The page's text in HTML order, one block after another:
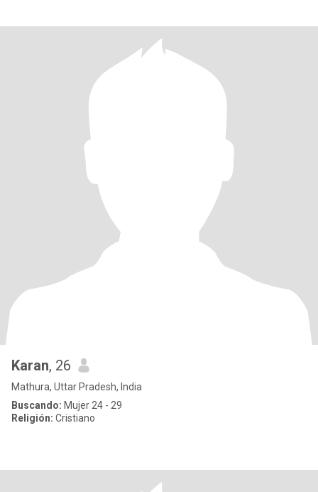
Karan, 26
Mathura, Uttar Pradesh, India
Buscando: Mujer 24 - 29
Religión: Cristiano